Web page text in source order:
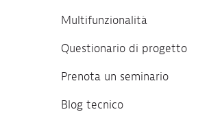
Multifunzionalità
Questionario di progetto
Prenota un seminario
Blog tecnico